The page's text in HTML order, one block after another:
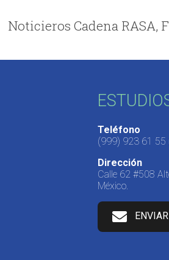
Noticieros Cadena RASA,
Teléfono
(999) 923 61 55
Dirección
Calle 62 #508
México.